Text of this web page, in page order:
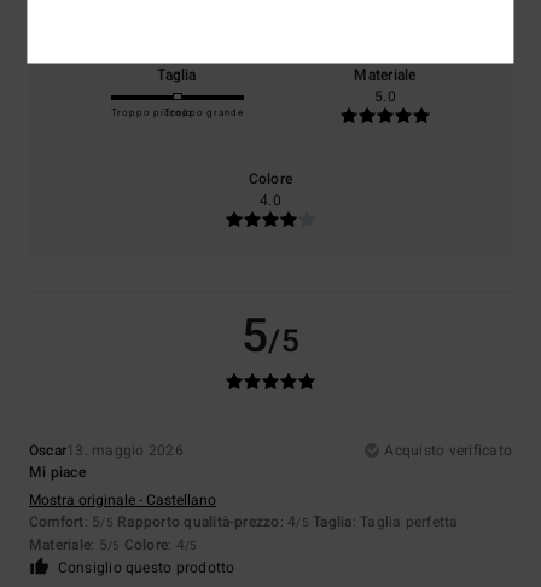
Taglia
Troppo piccoloTroppo grande
Materiale
5.0
Colore
4.0
5/5
Oscar13. maggio 2026
Acquisto verificato
Mi piace
Mostra originale - Castellano
Comfort: 5/5 Rapporto qualità-prezzo: 4/5 Taglia: Taglia perfetta
Materiale: 5/5 Colore: 4/5
Consiglio questo prodotto